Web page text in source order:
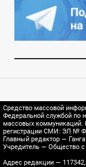
Средство массовой
Федеральной службой по
массовых коммуникаций.
регистрации СМИ: ЭЛ №
Главный редактор —
Учредитель — Общество
Адрес редакции —